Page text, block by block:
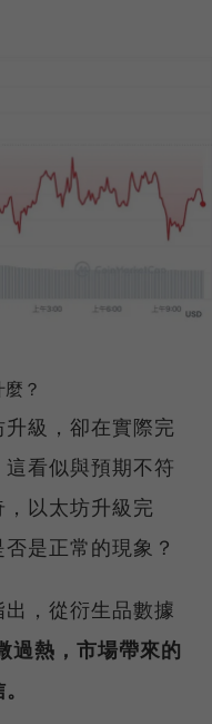
？
級，卻在實際完
看似與預期不符
以太坊升級完
是正常的現象？
，從衍生品數據
過熱，市場帶來的